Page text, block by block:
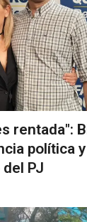
rentada":
política
PJ